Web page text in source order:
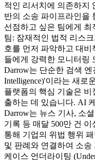
적인 리서치에 의존하지
반의 소송 파이프라인을
선점하고 싶은 팀에게
팀: 잠재적인 법적 리스
호를 먼저 파악하고 대
들에게 강력한 모니터링
Darrow는 단순한 검색 엔
Intelligence)'이라는 새로
플랫폼의 핵심 기술은
출하는 데 있습니다. AI
Darrow는 뉴스 기사, 소
기록 등 매달 500만 건
통해 기업의 위법 행위
및 판례와 연결하여 소
케이스 언더라이팅